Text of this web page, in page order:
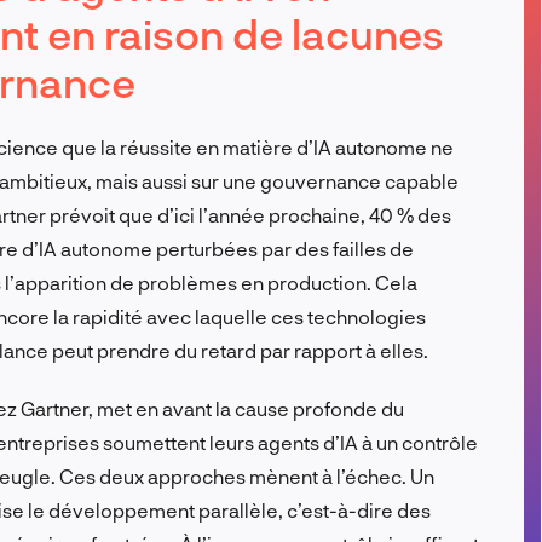
FR
en raison de lacunes
que la réussite en matière d’IA autonome ne
mais aussi sur une gouvernance capable
prévoit que d’ici l’année prochaine, 40 % des
d’IA autonome perturbées par des failles de
de problèmes en production. Cela
la rapidité avec laquelle ces technologies
peut prendre du retard par rapport à elles.
Gartner, met en avant la cause profonde du
soumettent leurs agents d’IA à un contrôle
Ces deux approches mènent à l’échec. Un
le développement parallèle, c’est-à-dire des